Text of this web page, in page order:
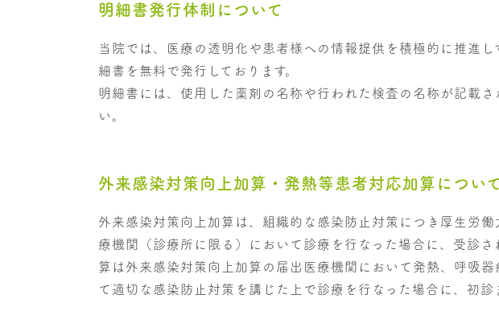
明細書発行体制について
当院では、医療の透明化や患者様への情報提供を積極的に推進
細書を無料で発行しております。
明細書には、使用した薬剤の名称や行われた検査の名称が記載
い。
外来感染対策向上加算・発熱等患者対応加算につい
外来感染対策向上加算は、組織的な感染防止対策につき厚生労
療機関（診療所に限る）において診療を行なった場合に、受診
算は外来感染対策向上加算の届出医療機関において発熱、呼吸
て適切な感染防止対策を講じた上で診療を行なった場合に、初